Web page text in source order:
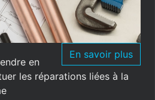
En savoir plus
en
les réparations liées à la